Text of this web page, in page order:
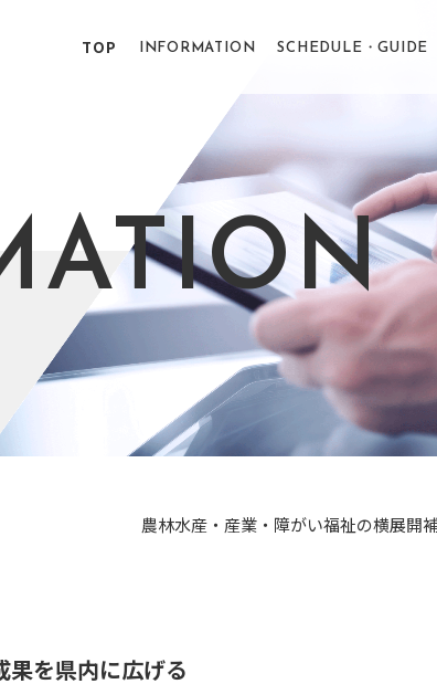
TOP INFORMATION SCHEDULE・GUIDE
水産・産業・障がい福祉の横展開補助金
メの実装成果を県内に